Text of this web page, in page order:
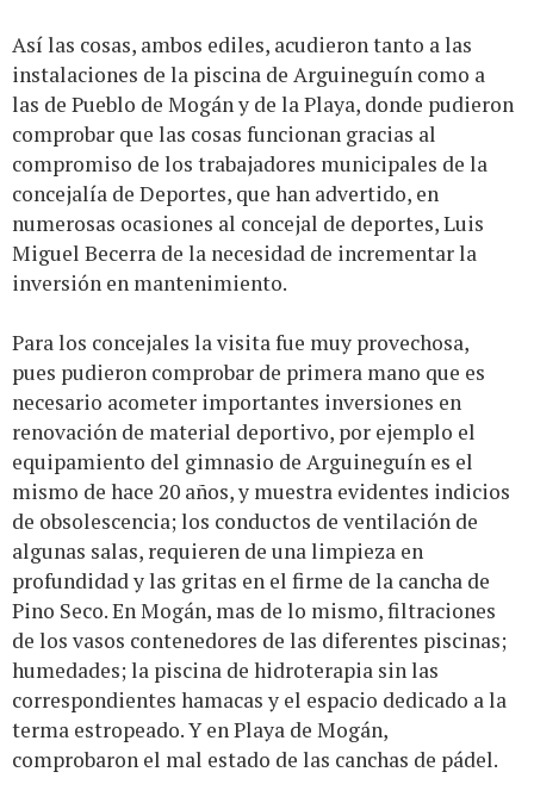
Así las cosas, ambos ediles, acudieron tanto a las
instalaciones de la piscina de Arguineguín como a
las de Pueblo de Mogán y de la Playa, donde pudieron
comprobar que las cosas funcionan gracias al
compromiso de los trabajadores municipales de la
concejalía de Deportes, que han advertido, en
numerosas ocasiones al concejal de deportes, Luis
Miguel Becerra de la necesidad de incrementar la
inversión en mantenimiento.
Para los concejales la visita fue muy provechosa,
pues pudieron comprobar de primera mano que es
necesario acometer importantes inversiones en
renovación de material deportivo, por ejemplo el
equipamiento del gimnasio de Arguineguín es el
mismo de hace 20 años, y muestra evidentes indicios
de obsolescencia; los conductos de ventilación de
algunas salas, requieren de una limpieza en
profundidad y las gritas en el firme de la cancha de
Pino Seco. En Mogán, mas de lo mismo, filtraciones
de los vasos contenedores de las diferentes piscinas;
humedades; la piscina de hidroterapia sin las
correspondientes hamacas y el espacio dedicado a la
terma estropeado. Y en Playa de Mogán,
comprobaron el mal estado de las canchas de pádel.